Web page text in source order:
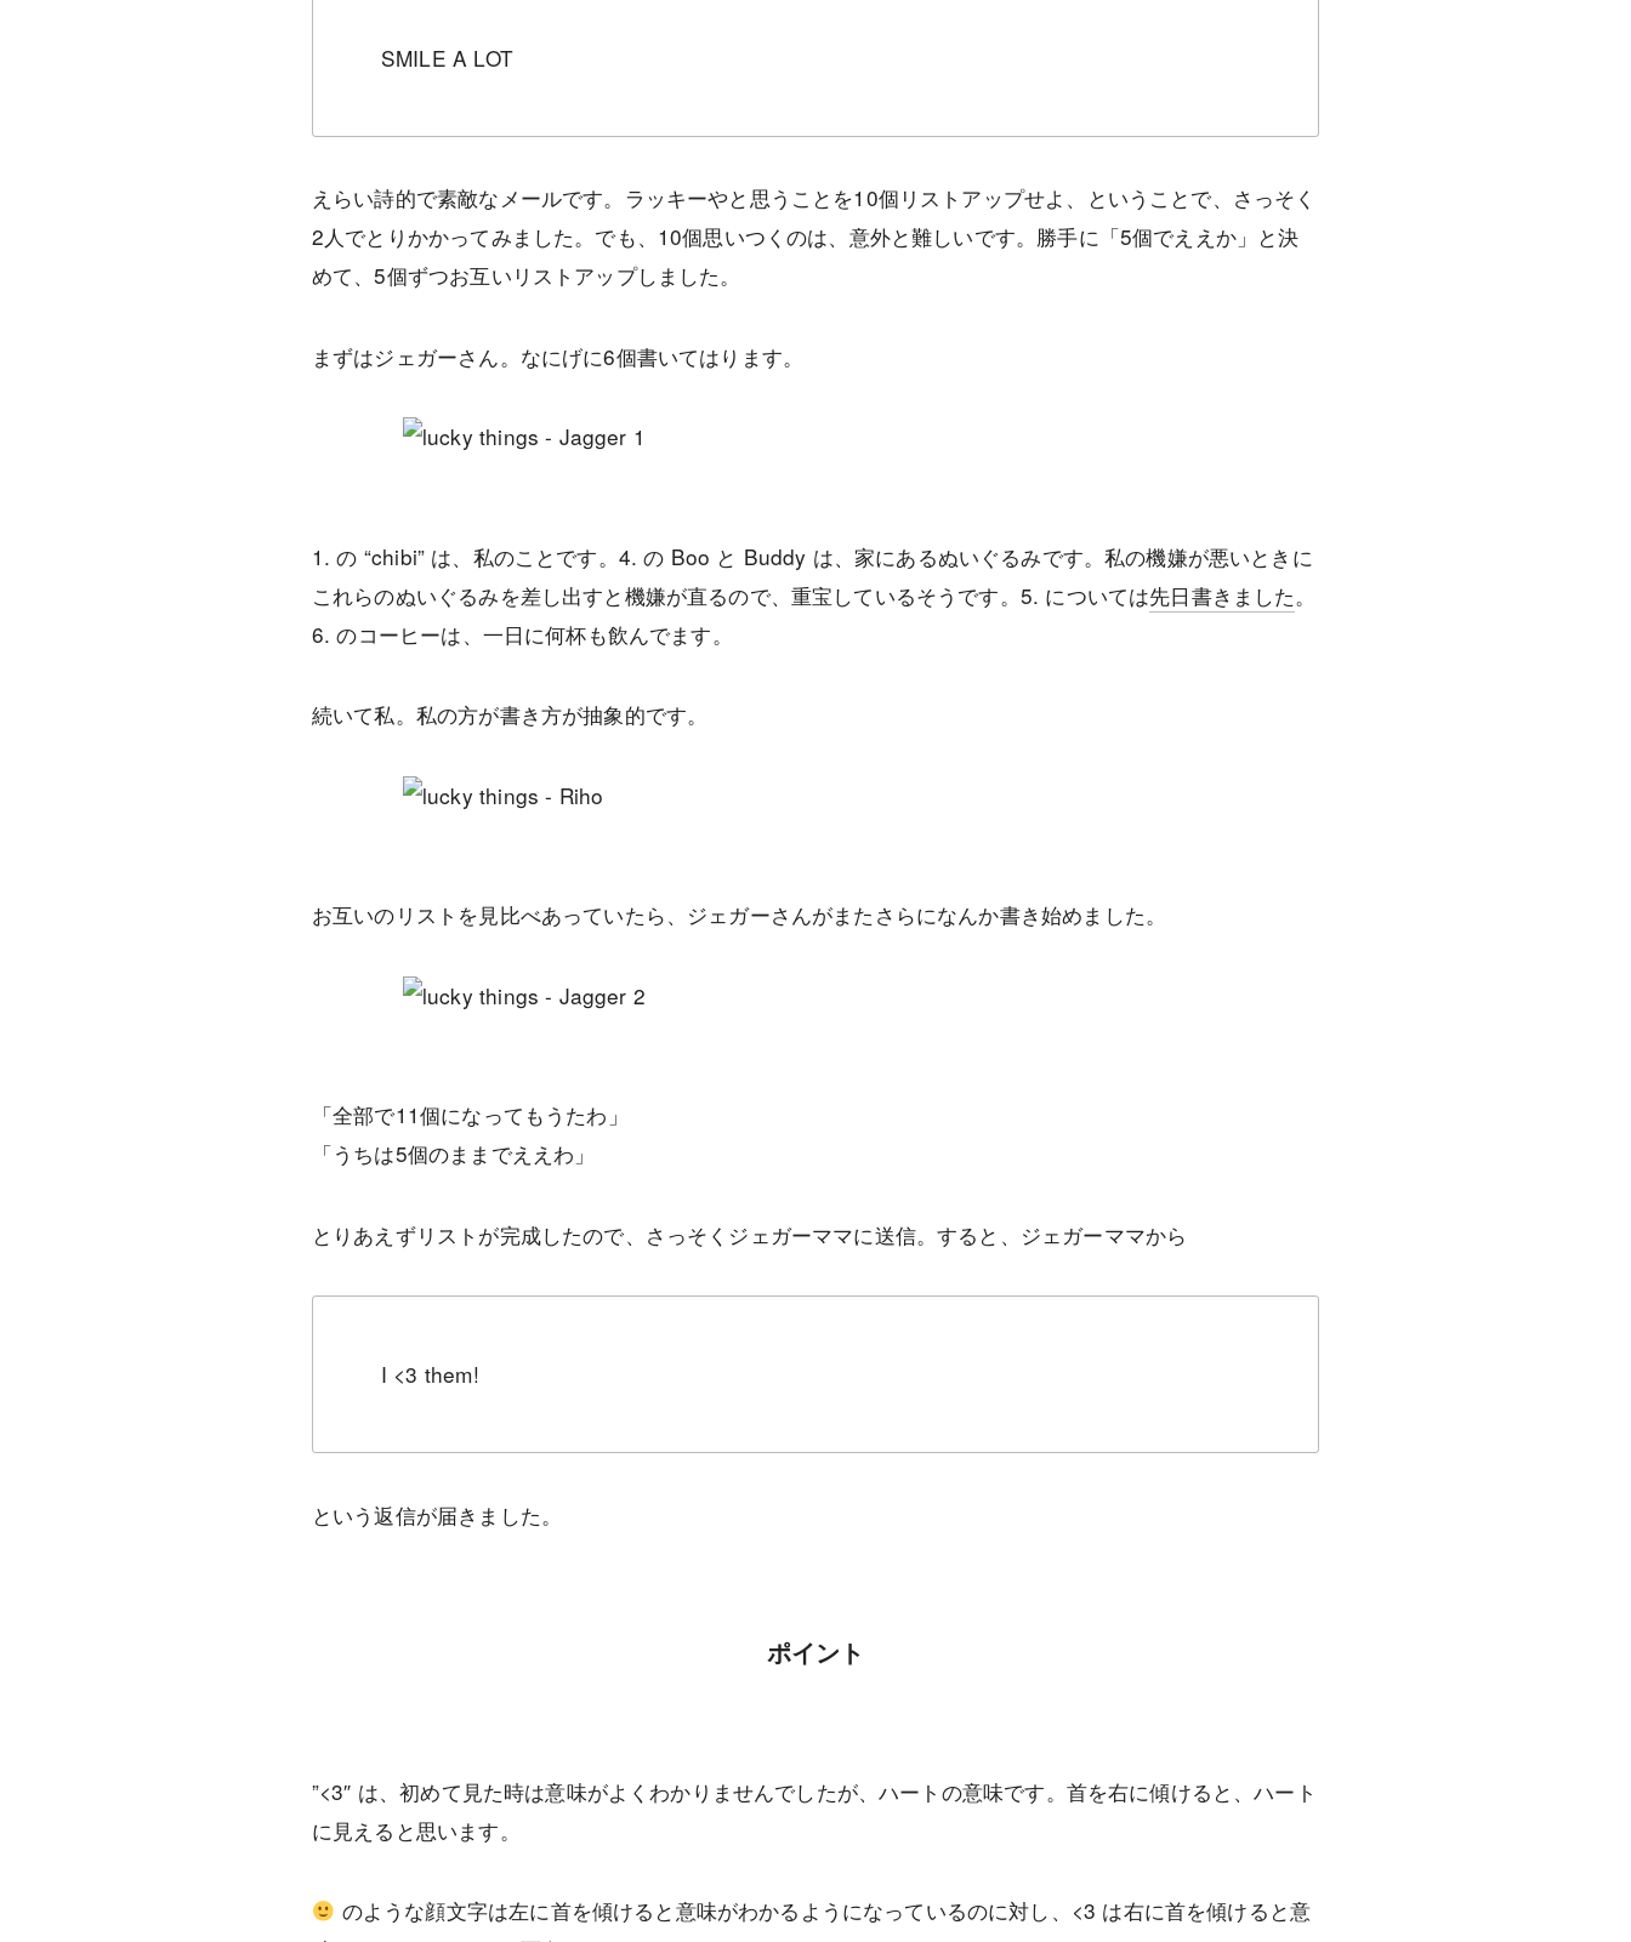
SMILE A LOT
えらい詩的で素敵なメールです。ラッキーやと思うことを10個リストアップせよ、ということで、さっそく
2人でとりかかってみました。でも、10個思いつくのは、意外と難しいです。勝手に「5個でええか」と決
めて、5個ずつお互いリストアップしました。
まずはジェガーさん。なにげに6個書いてはります。
1. の “chibi” は、私のことです。4. の Boo と Buddy は、家にあるぬいぐるみです。私の機嫌が悪いときに
これらのぬいぐるみを差し出すと機嫌が直るので、重宝しているそうです。5. については先日書きました。
6. のコーヒーは、一日に何杯も飲んでます。
続いて私。私の方が書き方が抽象的です。
お互いのリストを見比べあっていたら、ジェガーさんがまたさらになんか書き始めました。
「全部で11個になってもうたわ」
「うちは5個のままでええわ」
とりあえずリストが完成したので、さっそくジェガーママに送信。すると、ジェガーママから
I <3 them!
という返信が届きました。
ポイント
”<3″ は、初めて見た時は意味がよくわかりませんでしたが、ハートの意味です。首を右に傾けると、ハート
に見えると思います。
のような顔文字は左に首を傾けると意味がわかるようになっているのに対し、<3 は右に首を傾けると意